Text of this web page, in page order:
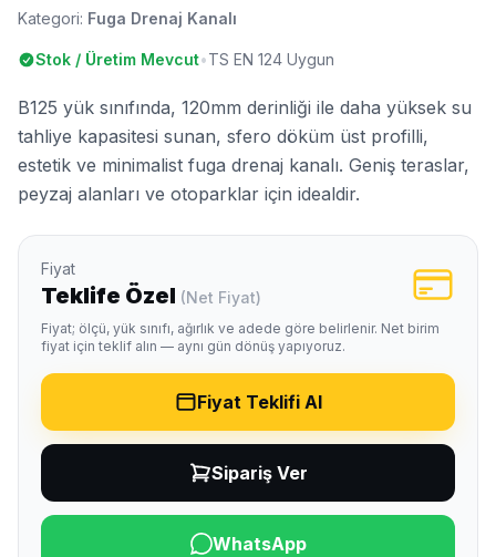
Kategori: Fuga Drenaj Kanalı
Stok / Üretim Mevcut•TS EN 124 Uygun
B125 yük sınıfında, 120mm derinliği ile daha yüksek su
tahliye kapasitesi sunan, sfero döküm üst profilli,
estetik ve minimalist fuga drenaj kanalı. Geniş teraslar,
peyzaj alanları ve otoparklar için idealdir.
Fiyat
Teklife Özel (Net Fiyat)
Fiyat; ölçü, yük sınıfı, ağırlık ve adede göre belirlenir. Net birim
fiyat için teklif alın — aynı gün dönüş yapıyoruz.
Fiyat Teklifi Al
Sipariş Ver
WhatsApp